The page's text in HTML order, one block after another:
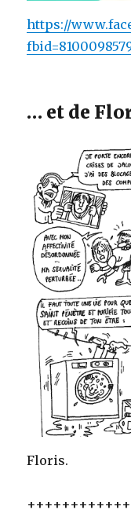
https://
… et de
Floris.